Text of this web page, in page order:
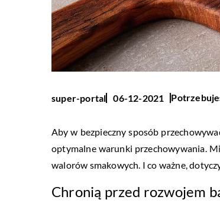
super-portal 06-12-2021
Aby w bezpieczny sposób
optymalne warunki przechowywania.
walorów smakowych. I co ważne,
Chronią przed rozwojem